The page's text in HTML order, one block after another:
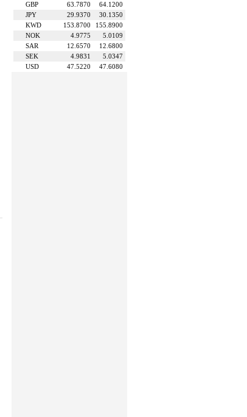
GBP
64.1200
63.7870
JPY
30.1350
29.9370
KWD
155.8900
153.8700
NOK
5.0109
4.9775
SAR
12.6800
12.6570
SEK
5.0347
4.9831
USD
47.6080
47.5220